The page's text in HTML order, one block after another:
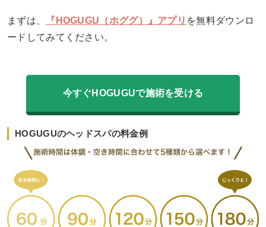
まずは、 『HOGUGU（ホググ）』アプリ を無料ダウンロ
ードしてみてください。
今すぐHOGUGUで施術を受ける
HOGUGUのヘッドスパの料金例